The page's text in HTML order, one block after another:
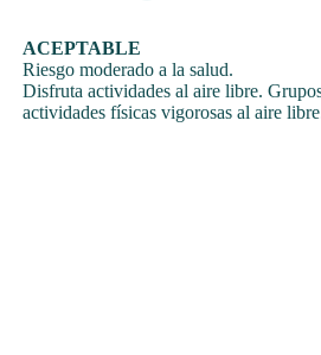
ACEPTABLE
Riesgo moderado a la salud.
Disfruta actividades al aire libre.
actividades físicas vigorosas al aire